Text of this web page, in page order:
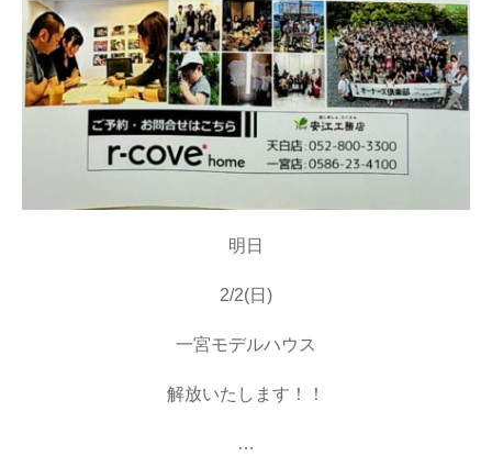
明日
2/2(日)
一宮モデルハウス
解放いたします！！
…